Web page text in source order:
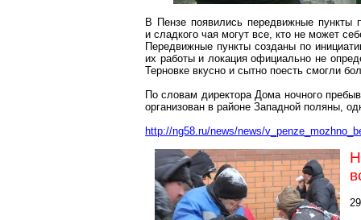
В Пензе появились передвижные пункты
и сладкого чая могут все, кто не может
Передвижные пункты созданы по
их работы и локация официально не
Терновке вкусно и сытно поесть смогли
По словам директора Дома ночного
организован в районе Западной поляны,
http://ng58.ru/news/news/